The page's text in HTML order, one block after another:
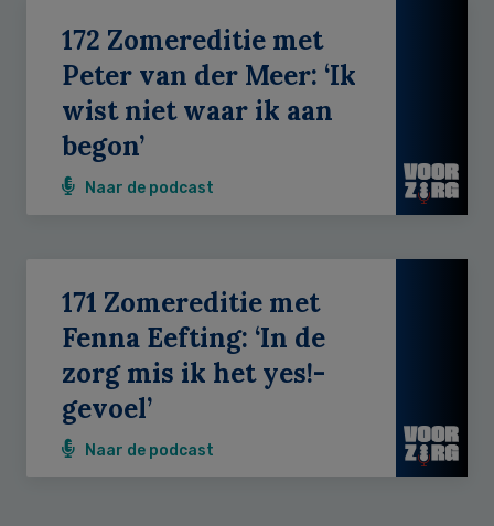
172 Zomereditie met
Peter van der Meer: ‘Ik
wist niet waar ik aan
begon’
Naar de podcast
171 Zomereditie met
Fenna Eefting: ‘In de
zorg mis ik het yes!-
gevoel’
Naar de podcast